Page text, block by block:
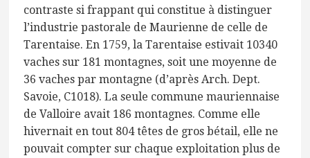
contraste si frappant qui constitue à distinguer
l’industrie pastorale de Maurienne de celle de
Tarentaise. En 1759, la Tarentaise estivait 10340
vaches sur 181 montagnes, soit une moyenne de
36 vaches par montagne (d’après Arch. Dept.
Savoie, C1018). La seule commune mauriennaise
de Valloire avait 186 montagnes. Comme elle
hivernait en tout 804 têtes de gros bétail, elle ne
pouvait compter sur chaque exploitation plus de